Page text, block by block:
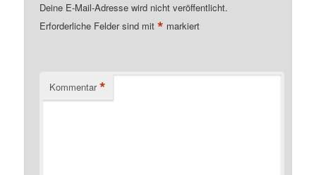
Deine E-Mail-Adresse wird nicht veröffentlicht.
Erforderliche Felder sind mit* markiert
Kommentar *